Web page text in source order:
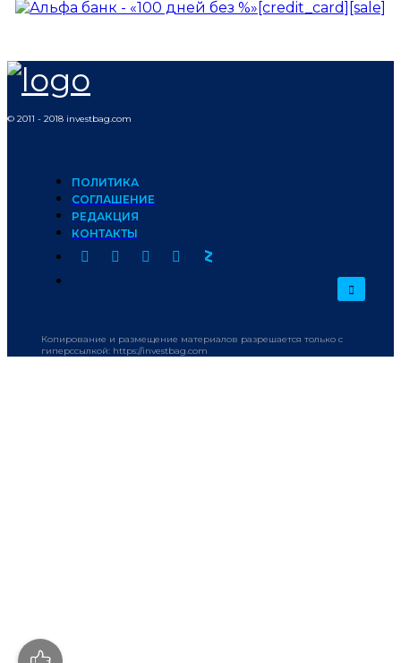
© 2011 - 2018 investbag.com
ПОЛИТИКА
СОГЛАШЕНИЕ
РЕДАКЦИЯ
КОНТАКТЫ
Копирование и размещение материалов разрешается только с
гиперссылкой: https://investbag.com